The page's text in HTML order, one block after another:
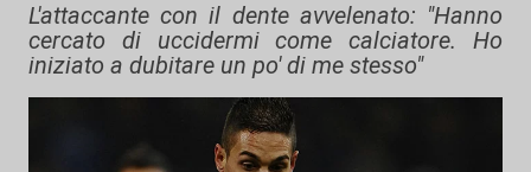
L'attaccante con il dente avvelenato: "Hanno
cercato di uccidermi come calciatore. Ho
iniziato a dubitare un po' di me stesso"